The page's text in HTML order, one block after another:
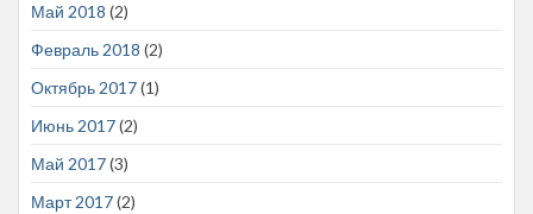
Май 2018 (2)
Февраль 2018 (2)
Октябрь 2017(1)
Июнь 2017(2)
Май 2017(3)
Март 2017(2)